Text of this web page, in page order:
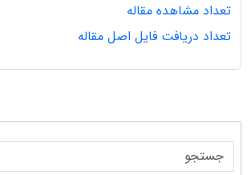
تعداد مشاهده مقاله
تعداد دریافت فایل اصل مقاله